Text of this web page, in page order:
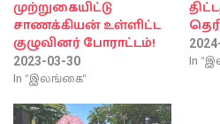
முற்றுகையிட்டு
சாணக்கியன் உள்ளிட்ட
குழுவினர் போராட்டம்!
2023-03-30
In "இலங்கை"
In